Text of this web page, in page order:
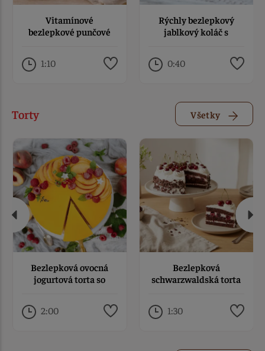
Vitamínové
bezlepkové punčové
1:10
Rýchly bezlepkový
jablkový koláč s
0:40
Torty Všetky
Bezlepková ovocná
jogurtová torta so
2:00
Bezlepková
schwarzwaldská torta
1:30